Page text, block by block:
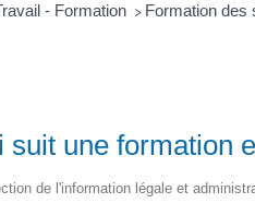
- Formation > Formation des
suit une formation
de l'information légale et